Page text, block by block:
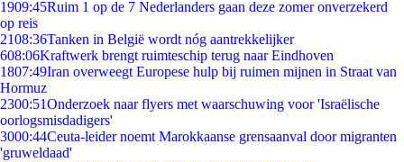
1909:45Ruim 1 op de 7 Nederlanders gaan deze zomer onverzekerd
op reis
2108:36Tanken in België wordt nóg aantrekkelijker
608:06Kraftwerk brengt ruimteschip terug naar Eindhoven
1807:49Iran overweegt Europese hulp bij ruimen mijnen in Straat van
Hormuz
2300:51Onderzoek naar flyers met waarschuwing voor 'Israëlische
oorlogsmisdadigers'
3000:44Ceuta-leider noemt Marokkaanse grensaanval door migranten
'gruweldaad'